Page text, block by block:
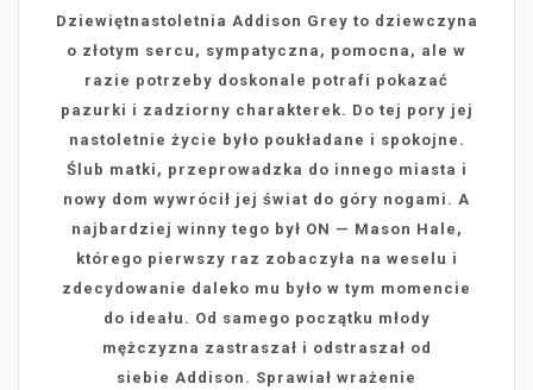
Dziewiętnastoletnia Addison Grey to dziewczyna
o złotym sercu, sympatyczna, pomocna, ale w
razie potrzeby doskonale potrafi pokazać
pazurki i zadziorny charakterek. Do tej pory jej
nastoletnie życie było poukładane i spokojne.
Ślub matki, przeprowadzka do innego miasta i
nowy dom wywrócił jej świat do góry nogami. A
najbardziej winny tego był ON — Mason Hale,
którego pierwszy raz zobaczyła na weselu i
zdecydowanie daleko mu było w tym momencie
do ideału. Od samego początku młody
mężczyzna zastraszał i odstraszał od
siebie Addison. Sprawiał wrażenie